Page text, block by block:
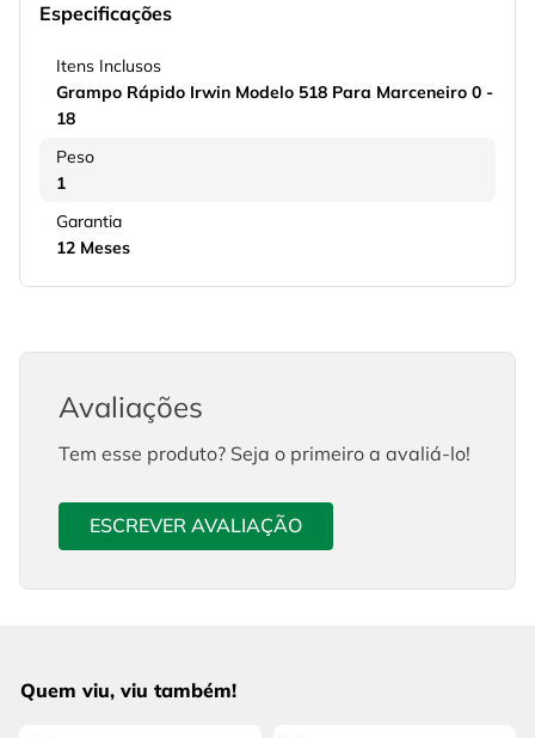
Especificações
Itens Inclusos
Grampo Rápido Irwin Modelo 518 Para Marceneiro 0 -
18
Peso
1
Garantia
12 Meses
Avaliações
Tem esse produto? Seja o primeiro a avaliá-lo!
ESCREVER AVALIAÇÃO
Quem viu, viu também!